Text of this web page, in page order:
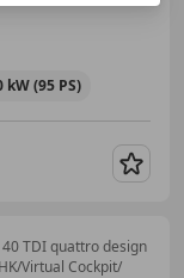
kW (95 PS)
40 TDI quattro design
Virtual Cockpit/